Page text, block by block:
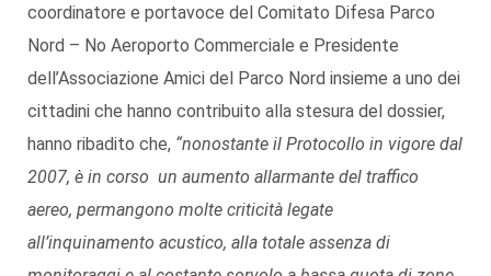
coordinatore e portavoce del Comitato Difesa Parco
Nord – No Aeroporto Commerciale e Presidente
dell’Associazione Amici del Parco Nord insieme a uno dei
cittadini che hanno contribuito alla stesura del dossier,
hanno ribadito che, “nonostante il Protocollo in vigore dal
2007, è in corso un aumento allarmante del traffico
aereo, permangono molte criticità legate
all’inquinamento acustico, alla totale assenza di